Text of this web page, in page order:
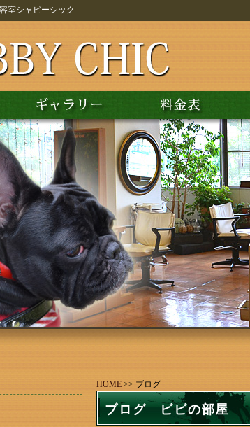
室シャビーシック
HOME >> ブログ
ブログ ビビの部屋